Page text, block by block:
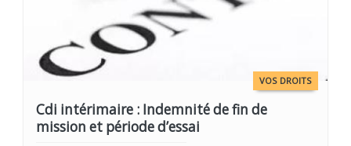
VOS DROITS
Cdi intérimaire : Indemnité de fin de
mission et période d’essai